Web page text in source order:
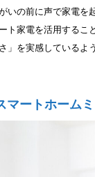
いの前に声で家電を
ト家電を活用するこ
」を実感しているよ
マートホームミ